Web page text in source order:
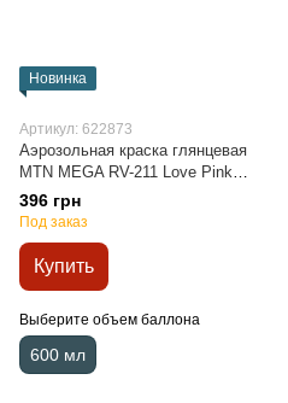
Новинка
Артикул: 622873
Аэрозольная краска глянцевая
MTN MEGA RV-211 Love Pink,
EX0160211, 600 мл
396 грн
Под заказ
Купить
Выберите объем баллона
600 мл